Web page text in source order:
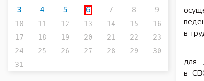
3 4 5 6 7 8
9
10
11 12 13 14 15
16
17
18 19 20 21 22
23
24
25 26 27 28 29
30
31
в
для
в